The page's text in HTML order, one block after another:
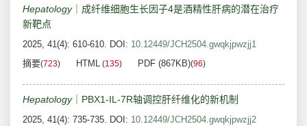
Hepatology｜成纤维细胞生长因子4是酒精性肝病的潜在治疗
新靶点
2025, 41(4): 610-610. DOI: 10.12449/JCH2504.gwqkjpwzjj1
摘要(723) HTML (135) PDF (867KB)(96)
Hepatology｜PBX1-IL-7R轴调控肝纤维化的新机制
2025, 41(4): 735-735. DOI: 10.12449/JCH2504.gwqkjpwzjj2